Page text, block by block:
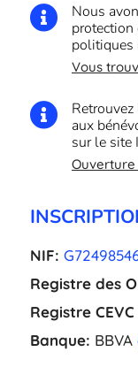

Nous
protection
politiques
Vous

aux
sur le site
NIF:
Registre des
Registre CEVC
Banque: BBVA